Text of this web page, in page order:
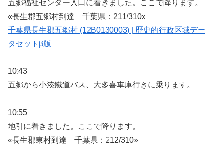
五郷福祉センター入口に着きました。ここで降ります。
«長生郡五郷村到達 千葉県：211/310»
千葉県長生郡五郷村 (12B0130003) | 歴史的行政区域デー
タセットβ版
10:43
五郷から小湊鐵道バス、大多喜車庫行きに乗ります。
10:55
地引に着きました。ここで降ります。
«長生郡東村到達 千葉県：212/310»